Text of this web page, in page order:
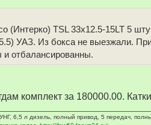
(Интерко) TSL 33x12.5-15LT 5
УАЗ. Из бокса не выезжали.
отбалансированны.
комплект за 180000.00.
6,5 л дизель, полный привод, 5 передач,